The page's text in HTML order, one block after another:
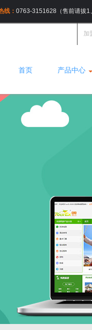
线： 0763-3151628（售前请拔1
加
首页 产品中心